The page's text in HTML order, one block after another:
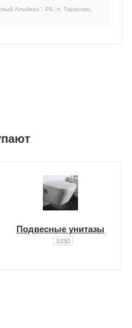
Альбион", РБ, п. Тарасово,
Подвесные унитазы
1030